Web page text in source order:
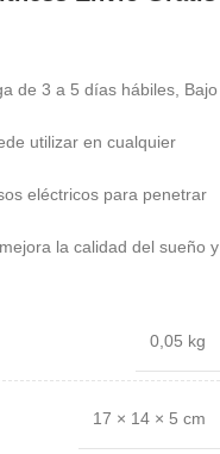
de 3 a 5 días hábiles, Bajo
utilizar en cualquier
eléctricos para penetrar
la calidad del sueño y
0,05 kg
17 × 14 × 5 cm